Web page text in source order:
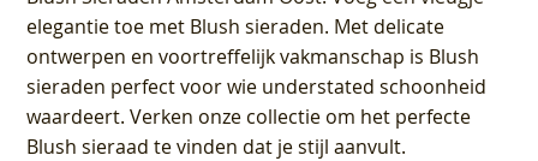
elegantie toe met Blush sieraden. Met delicate
ontwerpen en voortreffelijk vakmanschap is Blush
sieraden perfect voor wie understated schoonheid
waardeert. Verken onze collectie om het perfecte
Blush sieraad te vinden dat je stijl aanvult.